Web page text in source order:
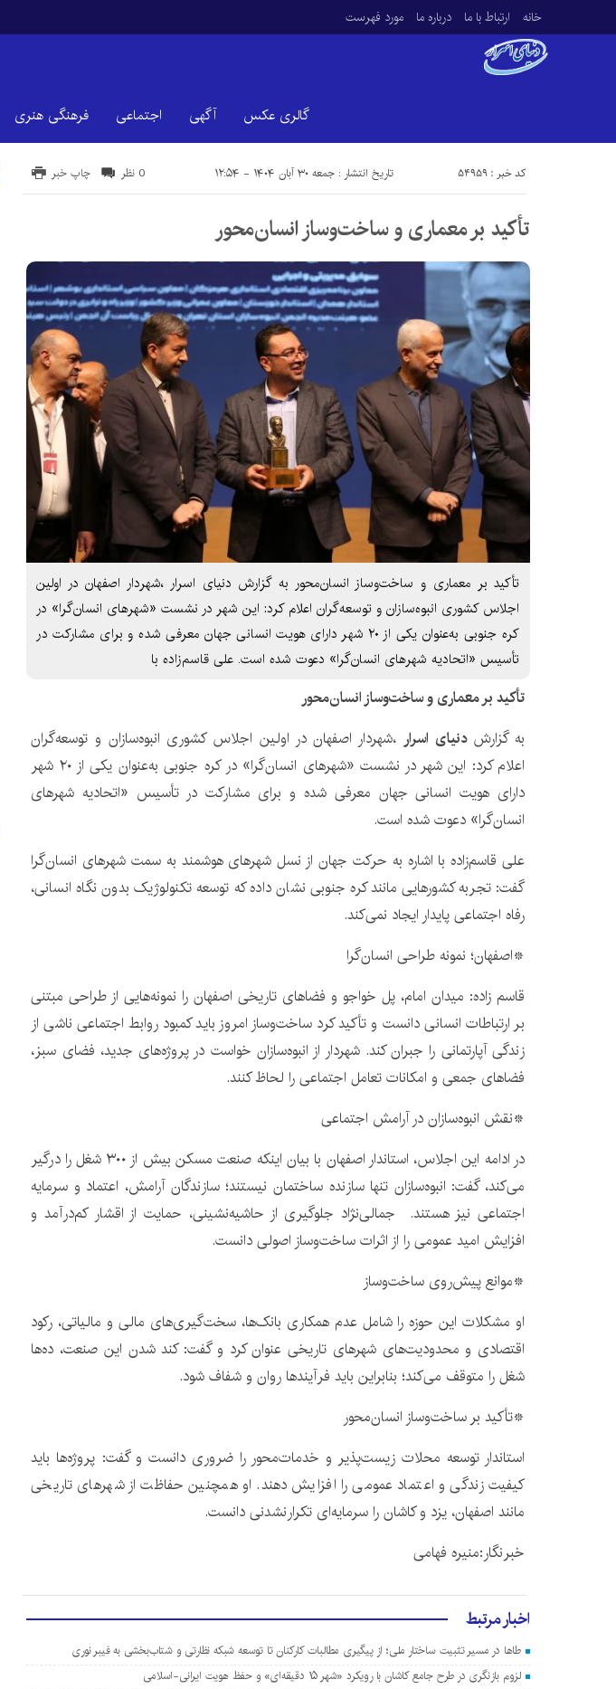
خانه ارتباط با ما درباره ما مورد فهرست
گالری عکس آگهی اجتماعی فرهنگی هنری
تاریخ انتشار : جمعه ۳۰ آبان ۱۴۰۴ - ۱۲:۵۴ کد خبر : 54959 چاپ خبر 0 نظر
تأکید بر معماری و ساخت‌وساز انسان‌محور
تأکید بر معماری و ساخت‌وساز انسان‌محور به گزارش دنیای اسرار ،شهردار اصفهان در اولین
اجلاس کشوری انبوه‌سازان و توسعه‌گران اعلام کرد: این شهر در نشست «شهرهای انسان‌گرا» در
کره جنوبی به‌عنوان یکی از ۲۰ شهر دارای هویت انسانی جهان معرفی شده و برای مشارکت در
تأسیس «اتحادیه شهرهای انسان‌گرا» دعوت شده است. علی قاسم‌زاده با
تأکید بر معماری و ساخت‌وساز انسان‌محور
به گزارش دنیای اسرار ،شهردار اصفهان در اولین اجلاس کشوری انبوه‌سازان و توسعه‌گران
اعلام کرد: این شهر در نشست «شهرهای انسان‌گرا» در کره جنوبی به‌عنوان یکی از ۲۰ شهر
دارای هویت انسانی جهان معرفی شده و برای مشارکت در تأسیس «اتحادیه شهرهای
انسان‌گرا» دعوت شده است.
علی قاسم‌زاده با اشاره به حرکت جهان از نسل شهرهای هوشمند به سمت شهرهای انسان‌گرا
گفت: تجربه کشورهایی مانند کره جنوبی نشان داده که توسعه تکنولوژیک بدون نگاه انسانی،
رفاه اجتماعی پایدار ایجاد نمی‌کند.
*اصفهان؛ نمونه طراحی انسان‌گرا
قاسم زاده: میدان امام، پل خواجو و فضاهای تاریخی اصفهان را نمونه‌هایی از طراحی مبتنی
بر ارتباطات انسانی دانست و تأکید کرد ساخت‌وساز امروز باید کمبود روابط اجتماعی ناشی از
زندگی آپارتمانی را جبران کند. شهردار از انبوه‌سازان خواست در پروژه‌های جدید، فضای سبز،
فضاهای جمعی و امکانات تعامل اجتماعی را لحاظ کنند.
*نقش انبوه‌سازان در آرامش اجتماعی
در ادامه این اجلاس، استاندار اصفهان با بیان اینکه صنعت مسکن بیش از ۳۰۰ شغل را درگیر
می‌کند، گفت: انبوه‌سازان تنها سازنده ساختمان نیستند؛ سازندگان آرامش، اعتماد و سرمایه
اجتماعی نیز هستند. جمالی‌نژاد جلوگیری از حاشیه‌نشینی، حمایت از اقشار کم‌درآمد و
افزایش امید عمومی را از اثرات ساخت‌وساز اصولی دانست.
*موانع پیش‌روی ساخت‌وساز
او مشکلات این حوزه را شامل عدم همکاری بانک‌ها، سخت‌گیری‌های مالی و مالیاتی، رکود
اقتصادی و محدودیت‌های شهرهای تاریخی عنوان کرد و گفت: کند شدن این صنعت، ده‌ها
شغل را متوقف می‌کند؛ بنابراین باید فرآیندها روان و شفاف شود.
*تأکید بر ساخت‌وساز انسان‌محور
استاندار توسعه محلات زیست‌پذیر و خدمات‌محور را ضروری دانست و گفت: پروژه‌ها باید
کیفیت زندگی و اعتماد عمومی را افزایش دهند. او همچنین حفاظت از شهرهای تاریخی
مانند اصفهان، یزد و کاشان را سرمایه‌ای تکرارنشدنی دانست.
خبرنگار:منیره فهامی
اخبار مرتبط
طاها در مسیر تثبیت ساختار ملی؛ از پیگیری مطالبات کارکنان تا توسعه شبکه نظارتی و شتاب‌بخشی به فیبر نوری
لزوم بازنگری در طرح جامع کاشان با رویکرد «شهر ۱۵ دقیقه‌ای» و حفظ هویت ایرانی-اسلامی